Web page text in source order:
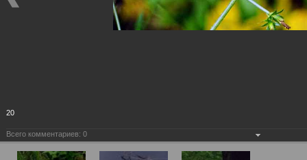
20
Всего комментариев: 0